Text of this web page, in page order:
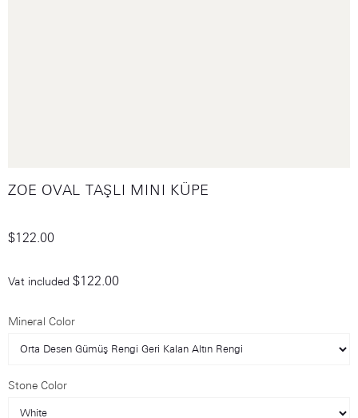
ZOE OVAL TAŞLI MINI KÜPE
$122.00
Vat included $122.00
Mineral Color
Stone Color